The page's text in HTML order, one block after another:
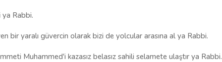
ya Rabbi.
bir yaralı güvercin olarak bizi de yolcular arasına al ya Rabbi.
Muhammed'i kazasız belasız sahili selamete ulaştır ya Rabbi.